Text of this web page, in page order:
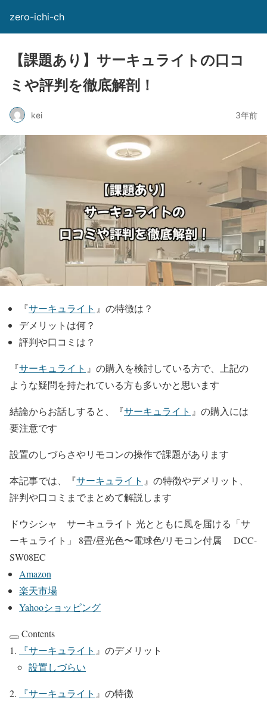
zero-ichi-ch
【課題あり】サーキュライトの口コ
ミや評判を徹底解剖！
kei 3年前
『サーキュライト 』の特徴は？
デメリットは何？
評判や口コミは？
『サーキュライト 』の購入を検討している方で、上記の
ような疑問を持たれている方も多いかと思います
結論からお話しすると、『サーキュライト 』の購入には
要注意です
設置のしづらさやリモコンの操作で課題があります
本記事では、『サーキュライト 』の特徴やデメリット、
評判や口コミまでまとめて解説します
ドウシシャ サーキュライト 光とともに風を届ける「サ
ーキュライト」 8畳/昼光色〜電球色/リモコン付属 DCC-
SW08EC
Amazon
楽天市場
Yahooショッピング
Contents
『サーキュライト 』のデメリット
設置しづらい
『サーキュライト 』の特徴